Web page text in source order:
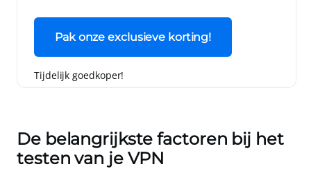
Pak onze exclusieve korting!
Tijdelijk goedkoper!
De belangrijkste factoren bij het
testen van je VPN